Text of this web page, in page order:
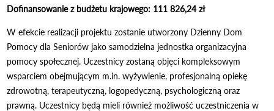
Dofinansowanie z budżetu krajowego: 111 826,24 zł
W efekcie realizacji projektu zostanie utworzony Dzienny Dom
Pomocy dla Seniorów jako samodzielna jednostka organizacyjna
pomocy społecznej. Uczestnicy zostaną objęci kompleksowym
wsparciem obejmującym m.in. wyżywienie, profesjonalną opiekę
zdrowotną, terapeutyczną, logopedyczną, psychologiczną oraz
prawną. Uczestnicy będą mieli również możliwość uczestniczenia w